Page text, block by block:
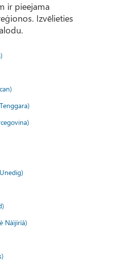
ir pieejama
Izvēlieties
Nàìjíríà)